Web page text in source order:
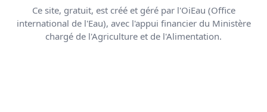
Ce site, gratuit, est créé et géré par l'OiEau (Office
international de l'Eau), avec l'appui financier du Ministère
chargé de l'Agriculture et de l'Alimentation.